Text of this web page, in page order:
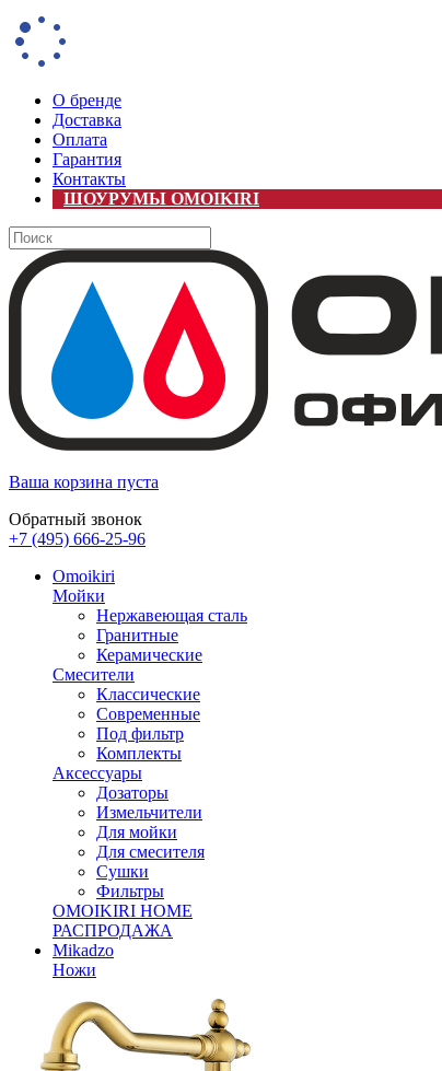
О бренде
Доставка
Оплата
Гарантия
Контакты
ШОУРУМЫ OMOIKIRI
Ваша корзина пуста
Обратный звонок
+7 (495) 666-25-96
Omoikiri
Мойки
Нержавеющая сталь
Гранитные
Керамические
Смесители
Классические
Современные
Под фильтр
Комплекты
Аксессуары
Дозаторы
Измельчители
Для мойки
Для смесителя
Сушки
Фильтры
OMOIKIRI HOME
РАСПРОДАЖА
Mikadzo
Ножи